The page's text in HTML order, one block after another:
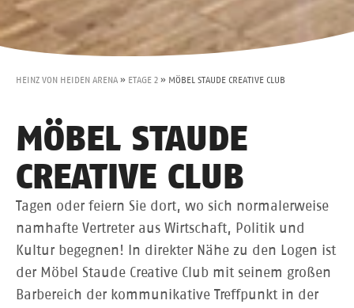
HEINZ VON HEIDEN ARENA » ETAGE 2 » MÖBEL STAUDE CREATIVE CLUB
MÖBEL STAUDE
CREATIVE CLUB
Tagen oder feiern Sie dort, wo sich normalerweise
namhafte Vertreter aus Wirtschaft, Politik und
Kultur begegnen! In direkter Nähe zu den Logen ist
der Möbel Staude Creative Club mit seinem großen
Barbereich der kommunikative Treffpunkt in der